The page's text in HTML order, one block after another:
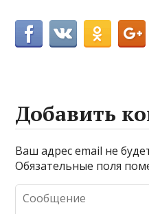
Добавить
Ваш адрес email не
Обязательные поля